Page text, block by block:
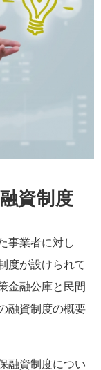
資制度
事業者に対し
度が設けられて
金融公庫と民間
融資制度の概要
融資制度につい